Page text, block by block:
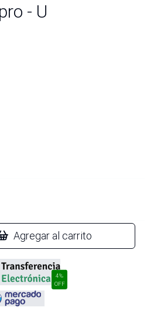
- U
Agregar al carrito
4%
OFF